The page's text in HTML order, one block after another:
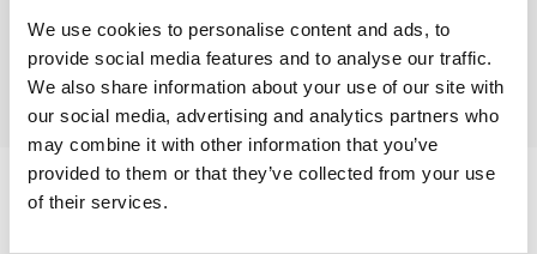
We use cookies to personalise content and ads, to
provide social media features and to analyse our traffic.
We also share information about your use of our site with
our social media, advertising and analytics partners who
may combine it with other information that you’ve
provided to them or that they’ve collected from your use
of their services.
Cold Isostatic Pressing
Systems